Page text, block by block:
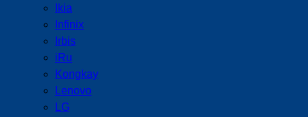
Ikia
Infinix
Irbis
iRu
Kongkay
Lenovo
LG